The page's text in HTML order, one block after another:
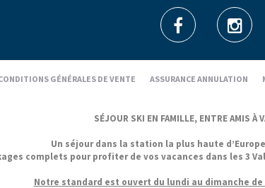
GÉNÉRALES DE VENTE ASSURANCE ANNULATION
SÉJOUR SKI EN FAMILLE, ENTRE AMIS À
Un séjour dans la station la plus haute
complets pour profiter de vos vacances dans les
Notre standard est ouvert du lundi au dimanche de